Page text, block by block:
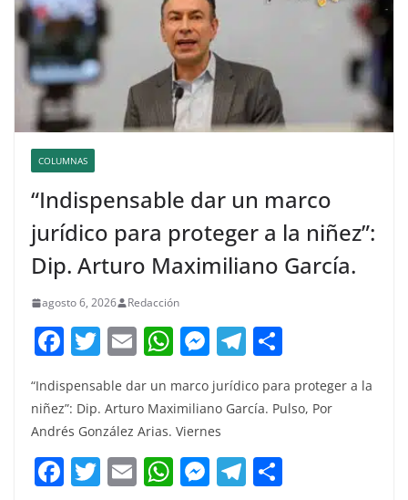
COLUMNAS
“Indispensable dar un marco
jurídico para proteger a la niñez”:
Dip. Arturo Maximiliano García.
agosto 6, 2026 Redacción
F
c
e
b
o
T
w
itt
er
E
ai
l
W
at
s
A
p
M
e
ss
e
n
g
T
e
a
m
m
“Indispensable dar un marco jurídico para proteger a la
niñez”: Dip. Arturo Maximiliano García. Pulso, Por
Andrés González Arias. Viernes
F T E W M T